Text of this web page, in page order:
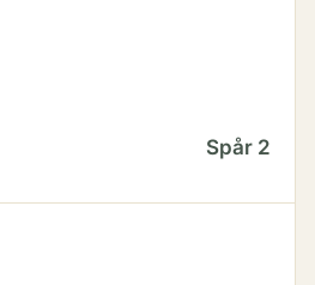
Spår 2